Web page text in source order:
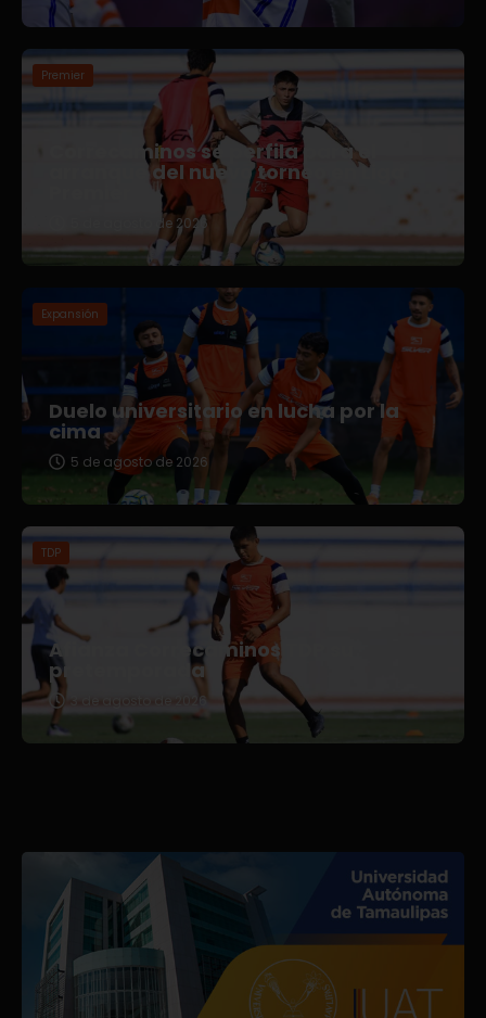
Premier
Correcaminos se perfila para el
arranque del nuevo torneo en Liga
5 de agosto de 2026
Expansión
Duelo universitario en lucha por la
cima
5 de agosto de 2026
TDP
Afianza Correcaminos TDP su
pretemporada
3 de agosto de 2026